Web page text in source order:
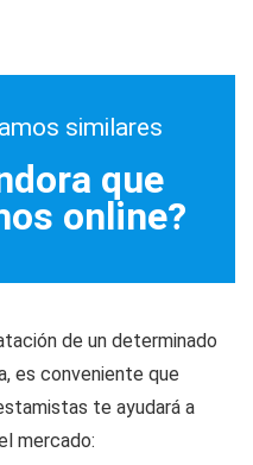
similares
que
online?
de un determinado
es conveniente que
te ayudará a
mercado: